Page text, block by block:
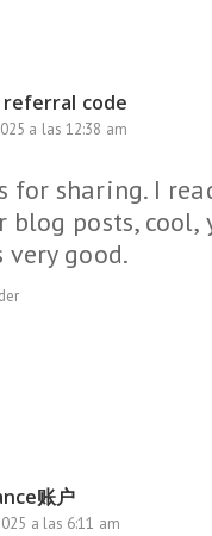
referral code
a las 12:38 am
for sharing. I
blog posts, cool,
very good.
账户
a las 6:11 am